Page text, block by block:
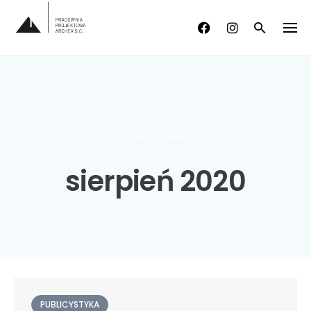
sierpień 2020
PUBLICYSTYKA